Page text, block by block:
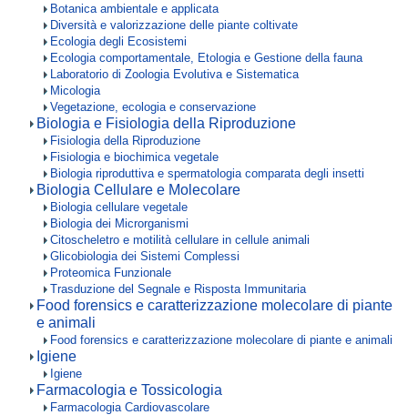
Botanica ambientale e applicata
Diversità e valorizzazione delle piante coltivate
Ecologia degli Ecosistemi
Ecologia comportamentale, Etologia e Gestione della fauna
Laboratorio di Zoologia Evolutiva e Sistematica
Micologia
Vegetazione, ecologia e conservazione
Biologia e Fisiologia della Riproduzione
Fisiologia della Riproduzione
Fisiologia e biochimica vegetale
Biologia riproduttiva e spermatologia comparata degli insetti
Biologia Cellulare e Molecolare
Biologia cellulare vegetale
Biologia dei Microrganismi
Citoscheletro e motilità cellulare in cellule animali
Glicobiologia dei Sistemi Complessi
Proteomica Funzionale
Trasduzione del Segnale e Risposta Immunitaria
Food forensics e caratterizzazione molecolare di piante
e animali
Food forensics e caratterizzazione molecolare di piante e animali
Igiene
Igiene
Farmacologia e Tossicologia
Farmacologia Cardiovascolare